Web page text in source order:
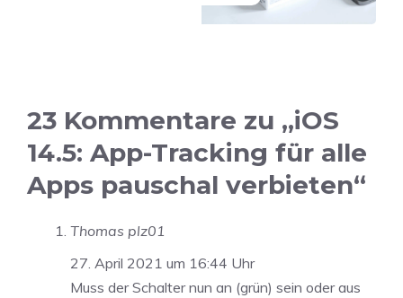
23 Kommentare zu „iOS
14.5: App-Tracking für alle
Apps pauschal verbieten“
Thomas plz01
27. April 2021 um 16:44 Uhr
Muss der Schalter nun an (grün) sein oder aus